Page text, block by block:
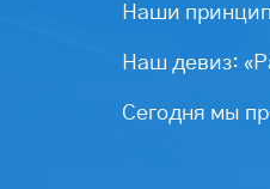
Наши
Наш девиз:
Сегодня мы